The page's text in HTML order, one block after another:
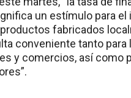
un estímulo para el
fabricados
conveniente tanto para
y comercios, así como